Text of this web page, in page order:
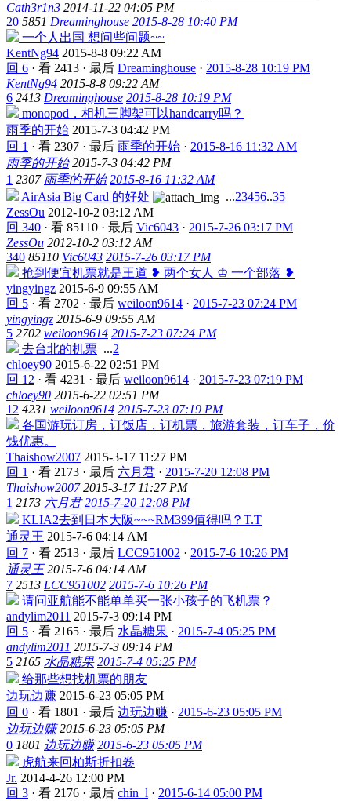
Cath3r1n3 2014-11-22 04:05 PM
20 5851 Dreaminghouse 2015-8-28 10:40 PM
一个人出国 想问些问题~~
KentNg94 2015-8-8 09:22 AM
回 6 · 看 2413 · 最后 Dreaminghouse · 2015-8-28 10:19 PM
KentNg94 2015-8-8 09:22 AM
6 2413 Dreaminghouse 2015-8-28 10:19 PM
monopod，相机三脚架可以handcarry吗？
雨季的开始 2015-7-3 04:42 PM
回 1 · 看 2307 · 最后 雨季的开始 · 2015-8-16 11:32 AM
雨季的开始 2015-7-3 04:42 PM
1 2307 雨季的开始 2015-8-16 11:32 AM
AirAsia Big Card 的好处
...23456..35
ZessOu 2012-10-2 03:12 AM
回 340 · 看 85110 · 最后 Vic6043 · 2015-7-26 03:17 PM
ZessOu 2012-10-2 03:12 AM
340 85110 Vic6043 2015-7-26 03:17 PM
抢到便宜机票就是王道 ❥ 两个女人 ♔ 一个部落 ❥
yingyingz 2015-6-9 09:55 AM
回 5 · 看 2702 · 最后 weiloon9614 · 2015-7-23 07:24 PM
yingyingz 2015-6-9 09:55 AM
5 2702 weiloon9614 2015-7-23 07:24 PM
去台北的机票 ...2
chloey90 2015-6-22 02:51 PM
回 12 · 看 4231 · 最后 weiloon9614 · 2015-7-23 07:19 PM
chloey90 2015-6-22 02:51 PM
12 4231 weiloon9614 2015-7-23 07:19 PM
各国游玩订房，订饭店，订机票，旅游套装，订车子，价
钱优惠。
Thaishow2007 2015-3-17 11:27 PM
回 1 · 看 2173 · 最后 六月君 · 2015-7-20 12:08 PM
Thaishow2007 2015-3-17 11:27 PM
1 2173 六月君 2015-7-20 12:08 PM
KLIA2去到日本大阪~~~RM399值得吗？T.T
通灵王 2015-7-6 04:14 AM
回 7 · 看 2513 · 最后 LCC951002 · 2015-7-6 10:26 PM
通灵王 2015-7-6 04:14 AM
7 2513 LCC951002 2015-7-6 10:26 PM
请问亚航能不能单单买一张小孩子的飞机票？
andylim2011 2015-7-3 09:14 PM
回 5 · 看 2165 · 最后 水晶糖果 · 2015-7-4 05:25 PM
andylim2011 2015-7-3 09:14 PM
5 2165 水晶糖果 2015-7-4 05:25 PM
给那些想找机票的朋友
边玩边赚 2015-6-23 05:05 PM
回 0 · 看 1801 · 最后 边玩边赚 · 2015-6-23 05:05 PM
边玩边赚 2015-6-23 05:05 PM
0 1801 边玩边赚 2015-6-23 05:05 PM
虎航来回柏斯折扣卷
Jr. 2014-4-26 12:00 PM
回 3 · 看 2176 · 最后 chin_l · 2015-6-14 05:00 PM